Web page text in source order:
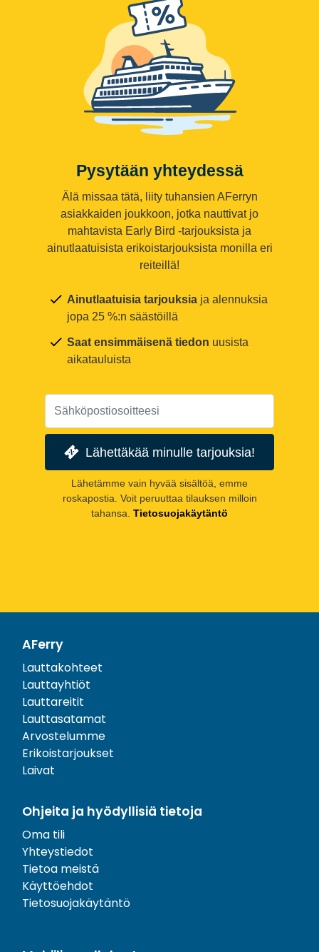
Pysytään yhteydessä
Älä missaa tätä, liity tuhansien AFerryn
asiakkaiden joukkoon, jotka nauttivat jo
mahtavista Early Bird -tarjouksista ja
ainutlaatuisista erikoistarjouksista monilla eri
reiteillä!
Ainutlaatuisia tarjouksia ja alennuksia
jopa 25 %:n säästöillä
Saat ensimmäisenä tiedon uusista
aikatauluista
Lähettäkää minulle tarjouksia!
Lähetämme vain hyvää sisältöä, emme
roskapostia. Voit peruuttaa tilauksen milloin
tahansa. Tietosuojakäytäntö
AFerry
Lauttakohteet
Lauttayhtiöt
Lauttareitit
Lauttasatamat
Arvostelumme
Erikoistarjoukset
Laivat
Ohjeita ja hyödyllisiä tietoja
Oma tili
Yhteystiedot
Tietoa meistä
Käyttöehdot
Tietosuojakäytäntö